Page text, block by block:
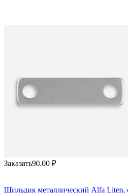
Заказать90.00 ₽
Шильдик металлический Alfa Liten,